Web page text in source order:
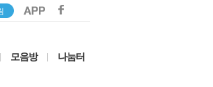
모음방 나눔터